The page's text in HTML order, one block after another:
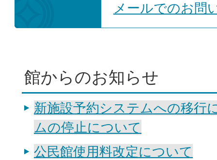
メールでのお問
館からのお知らせ
新施設予約システムへの移行
ムの停止について
公民館使用料改定について